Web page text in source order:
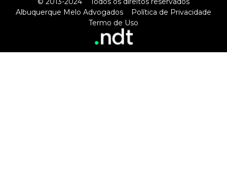
Albuquerque Melo Advogados
Política de Privacidade
Termo de Uso